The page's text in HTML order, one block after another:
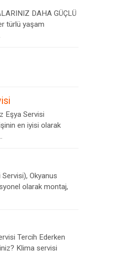
DAHA GÜÇLÜ
türlü yaşam
Eşya Servisi
en iyisi olarak
Okyanus
olarak montaj,
Tercih Ederken
Klima servisi